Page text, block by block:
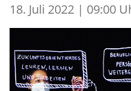
18. Juli 2022 | 09:00